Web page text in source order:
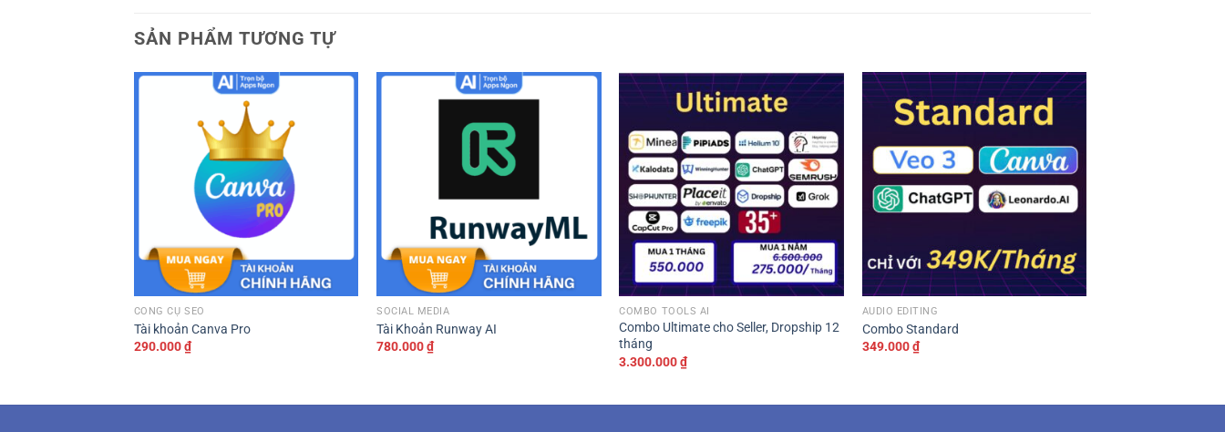
SẢN PHẨM TƯƠNG TỰ
CÔNG CỤ SEO
Tài khoản Canva Pro
290.000₫
SOCIAL MEDIA
Tài Khoản Runway AI
780.000₫
COMBO TOOLS AI
Combo Ultimate cho Seller, Dropship 12
tháng
3.300.000₫
AUDIO EDITING
Combo Standard
349.000₫